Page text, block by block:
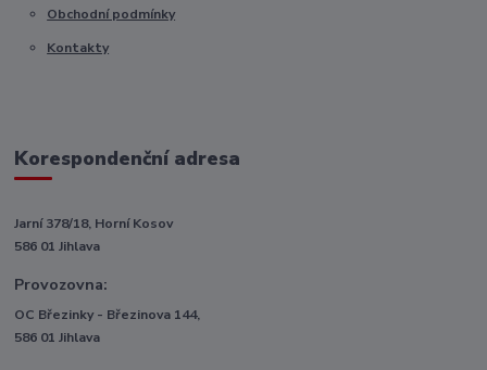
Obchodní podmínky
Kontakty
Korespondenční adresa
Jarní 378/18, Horní Kosov
586 01 Jihlava
Provozovna:
OC Březinky - Březinova 144,
586 01 Jihlava